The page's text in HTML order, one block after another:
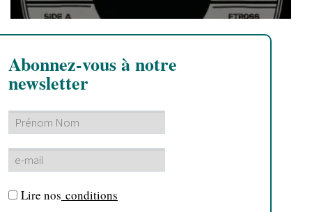
Abonnez-vous à notre
newsletter
Lire nos conditions